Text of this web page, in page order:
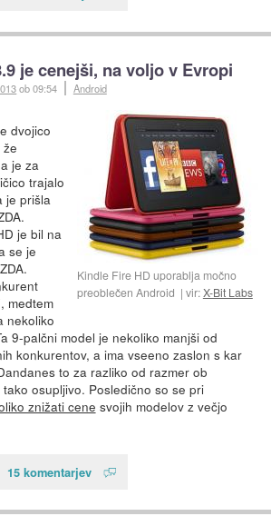
je cenejši, na voljo v Evropi
ob 09:54 Android
Kindle Fire HD uporablja močno
preoblečen Android
vir:X-Bit Labs
dvojico
je za
trajalo
je prišla
je bil na
se je
medtem
nekoliko
9-palčni model je nekoliko manjši od
konkurentov, a ima vseeno zaslon s kar
to za razliko od razmer ob
osupljivo. Posledično so se pri
znižati cene svojih modelov z večjo
15 komentarjev